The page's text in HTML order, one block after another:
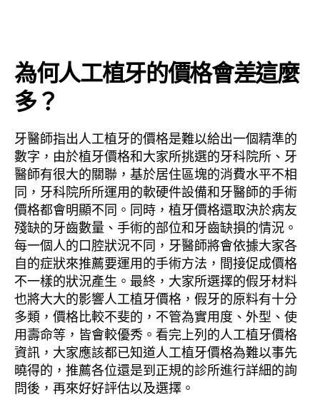
為何人工植牙的價格會差這麼
多？
牙醫師指出人工植牙的價格是難以給出一個精準的
數字，由於植牙價格和大家所挑選的牙科院所、牙
醫師有很大的關聯，基於居住區塊的消費水平不相
同，牙科院所所運用的軟硬件設備和牙醫師的手術
價格都會明顯不同。同時，植牙價格還取決於病友
殘缺的牙齒數量、手術的部位和牙齒缺損的情況。
每一個人的口腔狀況不同，牙醫師將會依據大家各
自的症狀來推薦要運用的手術方法，間接促成價格
不一樣的狀況產生。最終，大家所選擇的假牙材料
也將大大的影響人工植牙價格，假牙的原料有十分
多類，價格比較不斐的，不管為實用度、外型、使
用壽命等，皆會較優秀。看完上列的人工植牙價格
資訊，大家應該都已知道人工植牙價格為難以事先
曉得的，推薦各位還是到正規的診所進行詳細的詢
問後，再來好好評估以及選擇。